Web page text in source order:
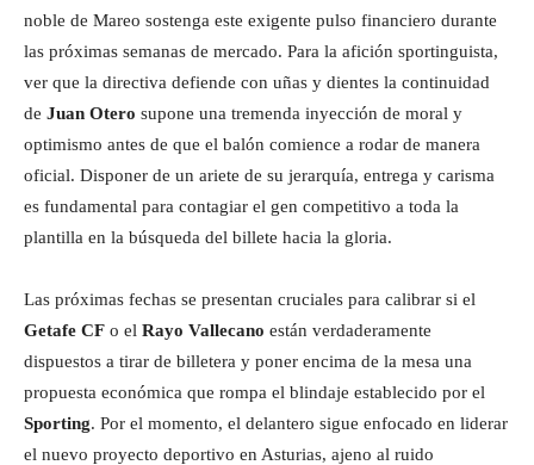
noble de Mareo sostenga este exigente pulso financiero durante
las próximas semanas de mercado. Para la afición sportinguista,
ver que la directiva defiende con uñas y dientes la continuidad
de Juan Otero supone una tremenda inyección de moral y
optimismo antes de que el balón comience a rodar de manera
oficial. Disponer de un ariete de su jerarquía, entrega y carisma
es fundamental para contagiar el gen competitivo a toda la
plantilla en la búsqueda del billete hacia la gloria.
Las próximas fechas se presentan cruciales para calibrar si el
Getafe CF o el Rayo Vallecano están verdaderamente
dispuestos a tirar de billetera y poner encima de la mesa una
propuesta económica que rompa el blindaje establecido por el
Sporting. Por el momento, el delantero sigue enfocado en liderar
el nuevo proyecto deportivo en Asturias, ajeno al ruido